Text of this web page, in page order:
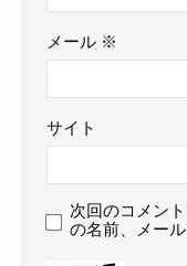
メール ※
サイト
次回のコメン
の名前、メー